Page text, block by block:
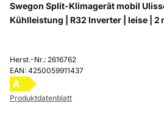
Swegon Split-Klimagerät mobil
Kühlleistung | R32 Inverter | leise | 2
Herst.-Nr.: 2616762
EAN: 4250059911437
A
Produktdatenblatt